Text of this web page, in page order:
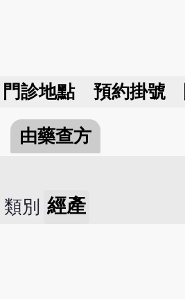
門診地點 預約掛號
由藥查方
類別 經產